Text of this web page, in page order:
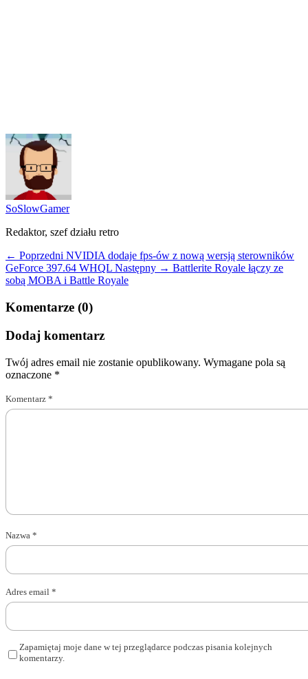
SoSlowGamer
Redaktor, szef działu retro
← Poprzedni NVIDIA dodaje fps-ów z nową wersją sterowników
GeForce 397.64 WHQL Następny → Battlerite Royale łączy ze
sobą MOBA i Battle Royale
Komentarze (0)
Dodaj komentarz
Twój adres email nie zostanie opublikowany. Wymagane pola są
oznaczone *
Komentarz *
Nazwa *
Adres email *
Zapamiętaj moje dane w tej przeglądarce podczas pisania kolejnych
komentarzy.